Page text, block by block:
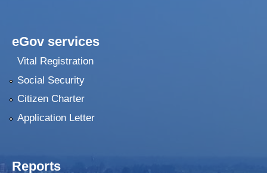
eGov services
Vital Registration
Social Security
Citizen Charter
Application Letter
Reports